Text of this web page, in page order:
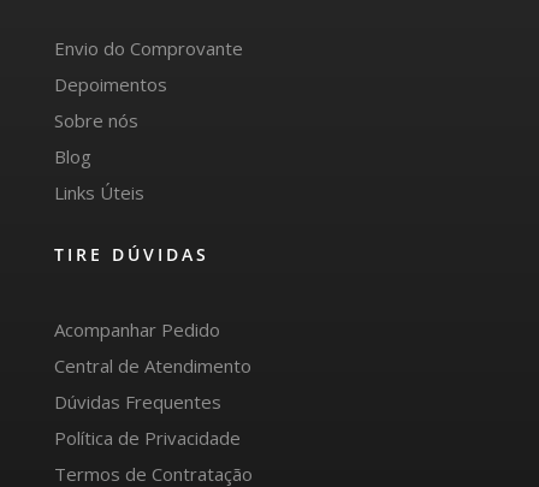
Envio do Comprovante
Depoimentos
Sobre nós
Blog
Links Úteis
TIRE DÚVIDAS
Acompanhar Pedido
Central de Atendimento
Dúvidas Frequentes
Política de Privacidade
Termos de Contratação